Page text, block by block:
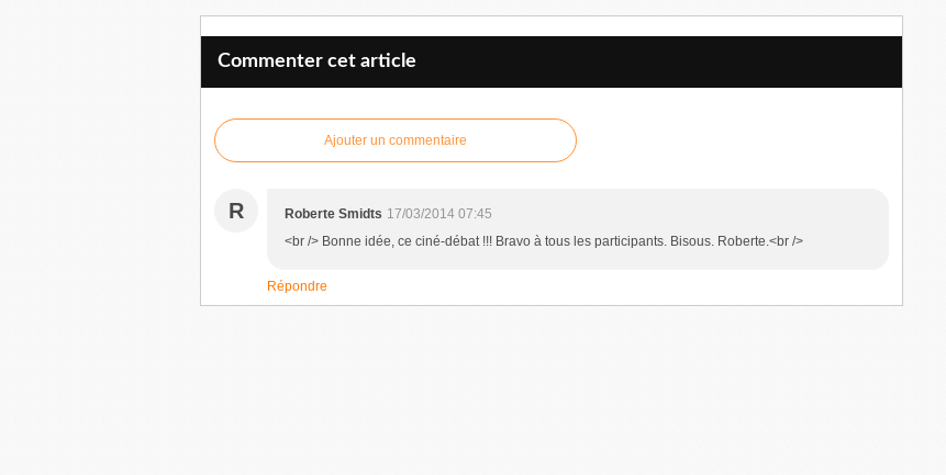
Commenter cet article
Ajouter un commentaire
R Roberte Smidts 17/03/2014 07:45
<br /> Bonne idée, ce ciné-débat !!! Bravo à tous les participants. Bisous. Roberte.<br />
Répondre